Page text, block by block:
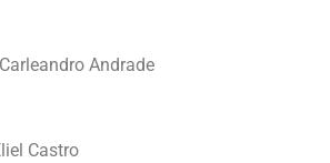
Andrade
Castro